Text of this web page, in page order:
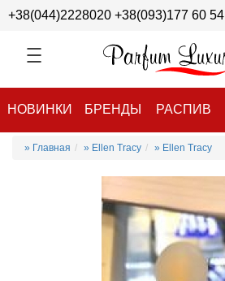
+38(044)2228020 +38(093)177 60 54
НОВИНКИ БРЕНДЫ РАСПИВ
» Главная » Ellen Tracy » Ellen Tracy